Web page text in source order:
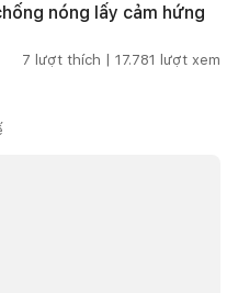
nóng lấy cảm hứng
7 lượt thích | 17.781 lượt xem